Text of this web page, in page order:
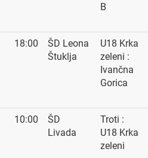
B
18:00
ŠD Leona
Štuklja
U18 Krka
zeleni :
Ivančna
Gorica
10:00
ŠD
Livada
Troti :
U18 Krka
zeleni